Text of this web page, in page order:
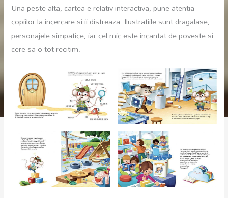
Una peste alta, cartea e relativ interactiva, pune atentia
copiilor la incercare si ii distreaza. Ilustratiile sunt dragalase,
personajele simpatice, iar cel mic este incantat de poveste si
cere sa o tot recitim.